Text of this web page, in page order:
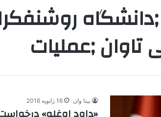
;عملیات
بیتا وان 16 ژانویه 2016